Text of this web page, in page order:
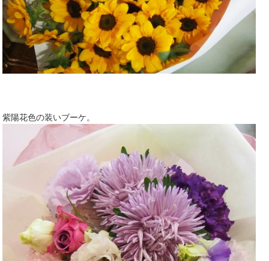
紫陽花色の装いブーケ。